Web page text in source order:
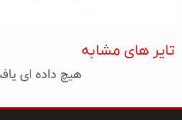
تایر های مشابه
هیچ داده ای